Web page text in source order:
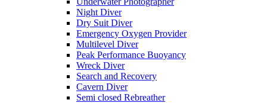
Night Diver
Dry Suit Diver
Emergency Oxygen Provider
Multilevel Diver
Peak Performance Buoyancy
Wreck Diver
Search and Recovery
Cavern Diver
Semi closed Rebreather